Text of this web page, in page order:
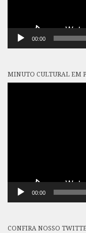
00:00
MINUTO CULTURAL EM
00:00
CONFIRA NOSSO